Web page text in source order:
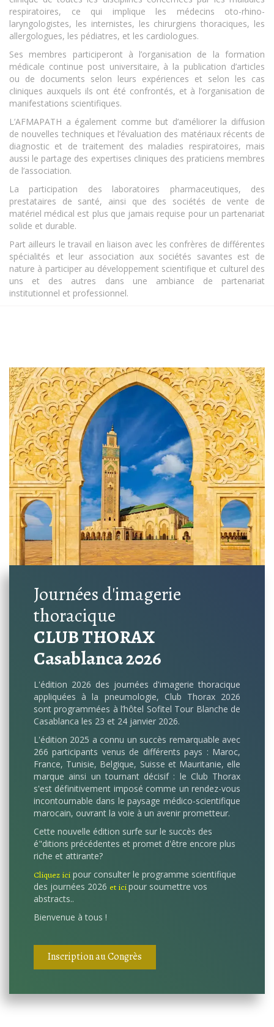
respiratoires, ce qui implique les médecins oto-rhino-
laryngologistes, les internistes, les chirurgiens thoraciques, les
allergologues, les pédiatres, et les cardiologues.
Ses membres participeront à l’organisation de la formation
médicale continue post universitaire, à la publication d’articles
ou de documents selon leurs expériences et selon les cas
cliniques auxquels ils ont été confrontés, et à l’organisation de
manifestations scientifiques.
L’AFMAPATH a également comme but d’améliorer la diffusion
de nouvelles techniques et l’évaluation des matériaux récents de
diagnostic et de traitement des maladies respiratoires, mais
aussi le partage des expertises cliniques des praticiens membres
de l’association.
La participation des laboratoires pharmaceutiques, des
prestataires de santé, ainsi que des sociétés de vente de
matériel médical est plus que jamais requise pour un partenariat
solide et durable.
Part ailleurs le travail en liaison avec les confrères de différentes
spécialités et leur association aux sociétés savantes est de
nature à participer au développement scientifique et culturel des
uns et des autres dans une ambiance de partenariat
institutionnel et professionnel.
Journées d'imagerie
thoracique
CLUB THORAX
Casablanca 2026
L'édition 2026 des journées d'imagerie thoracique
appliquées à la pneumologie, Club Thorax 2026
sont programmées à l’hôtel Sofitel Tour Blanche de
Casablanca les 23 et 24 janvier 2026.
L'édition 2025 a connu un succès remarquable avec
266 participants venus de différents pays : Maroc,
France, Tunisie, Belgique, Suisse et Mauritanie, elle
marque ainsi un tournant décisif : le Club Thorax
s'est définitivement imposé comme un rendez-vous
incontournable dans le paysage médico-scientifique
marocain, ouvrant la voie à un avenir prometteur.
Cette nouvelle édition surfe sur le succès des
é"ditions précédentes et promet d'être encore plus
riche et attirante?
Cliquez ici pour consulter le programme scientifique
des journées 2026 et icipour soumettre vos
abstracts..
Bienvenue à tous !
Inscription au Congrès